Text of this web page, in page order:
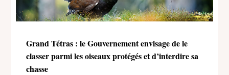
Grand Tétras : le Gouvernement envisage de le
classer parmi les oiseaux protégés et d’interdire sa
chasse